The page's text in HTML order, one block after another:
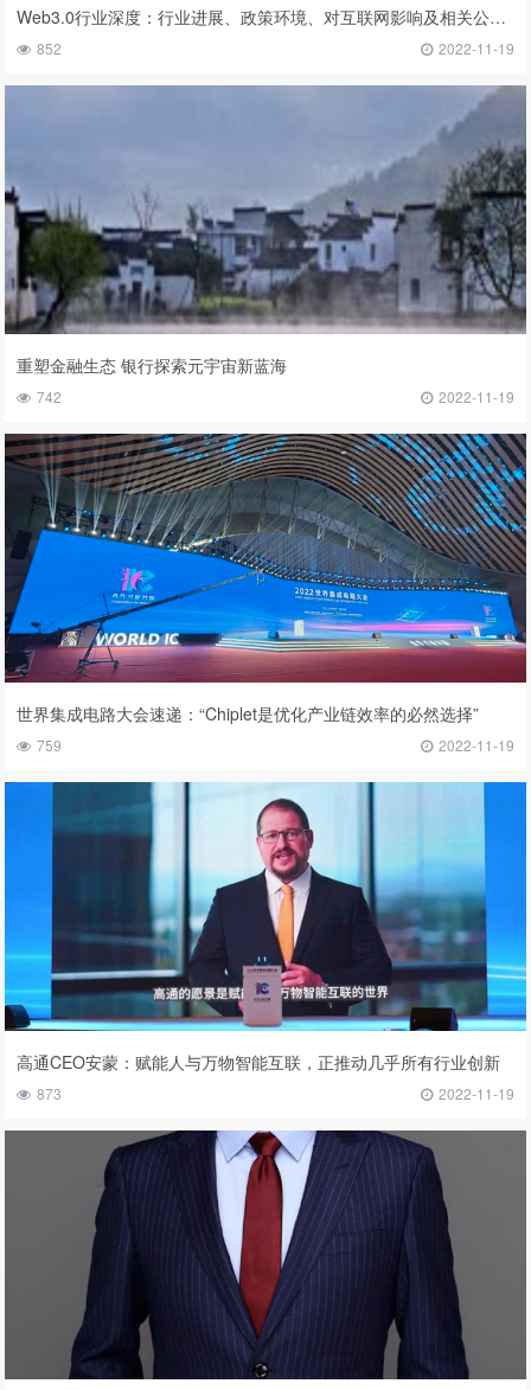
Web3.0行业深度：行业进展、政策环境、对互联网影响及相关公司深度梳理
852 2022-11-19
重塑金融生态 银行探索元宇宙新蓝海
742 2022-11-19
世界集成电路大会速递：“Chiplet是优化产业链效率的必然选择”
759 2022-11-19
高通CEO安蒙：赋能人与万物智能互联，正推动几乎所有行业创新
873 2022-11-19